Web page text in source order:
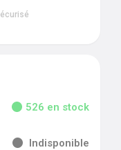
526 en stock
Indisponible